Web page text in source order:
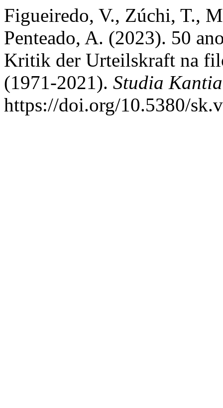
Figueiredo, V., Zúchi, T.,
Penteado, A. (2023). 50
Kritik der Urteilskraft na
(1971-2021). Studia
https://doi.org/10.5380/